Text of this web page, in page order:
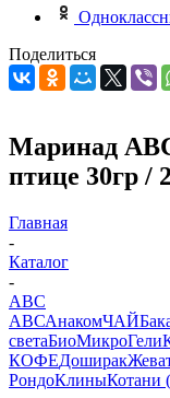
Поделиться
Маринад
птице 30гр /
Главная
-
Каталог
-
АВС
АВСАнакомЧАЙ
светаБиоМикроГели
КОФЕДоширак
РондоКлиныКотани